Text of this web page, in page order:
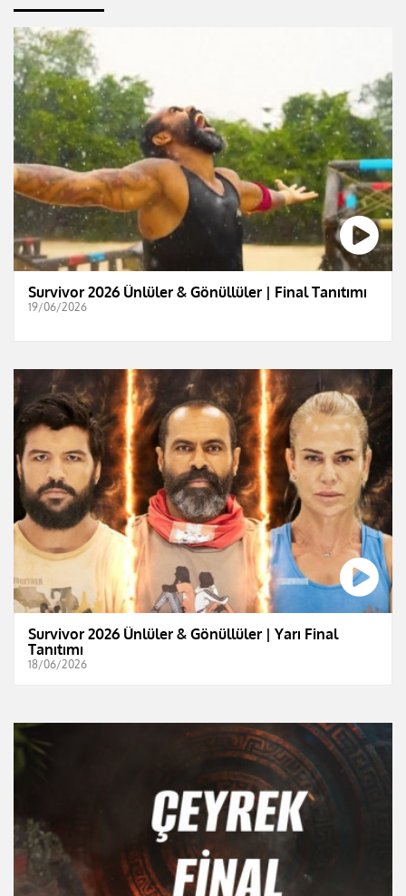
Survivor 2026 Ünlüler & Gönüllüler | Final Tanıtımı
19/06/2026
Survivor 2026 Ünlüler & Gönüllüler | Yarı Final
Tanıtımı
18/06/2026